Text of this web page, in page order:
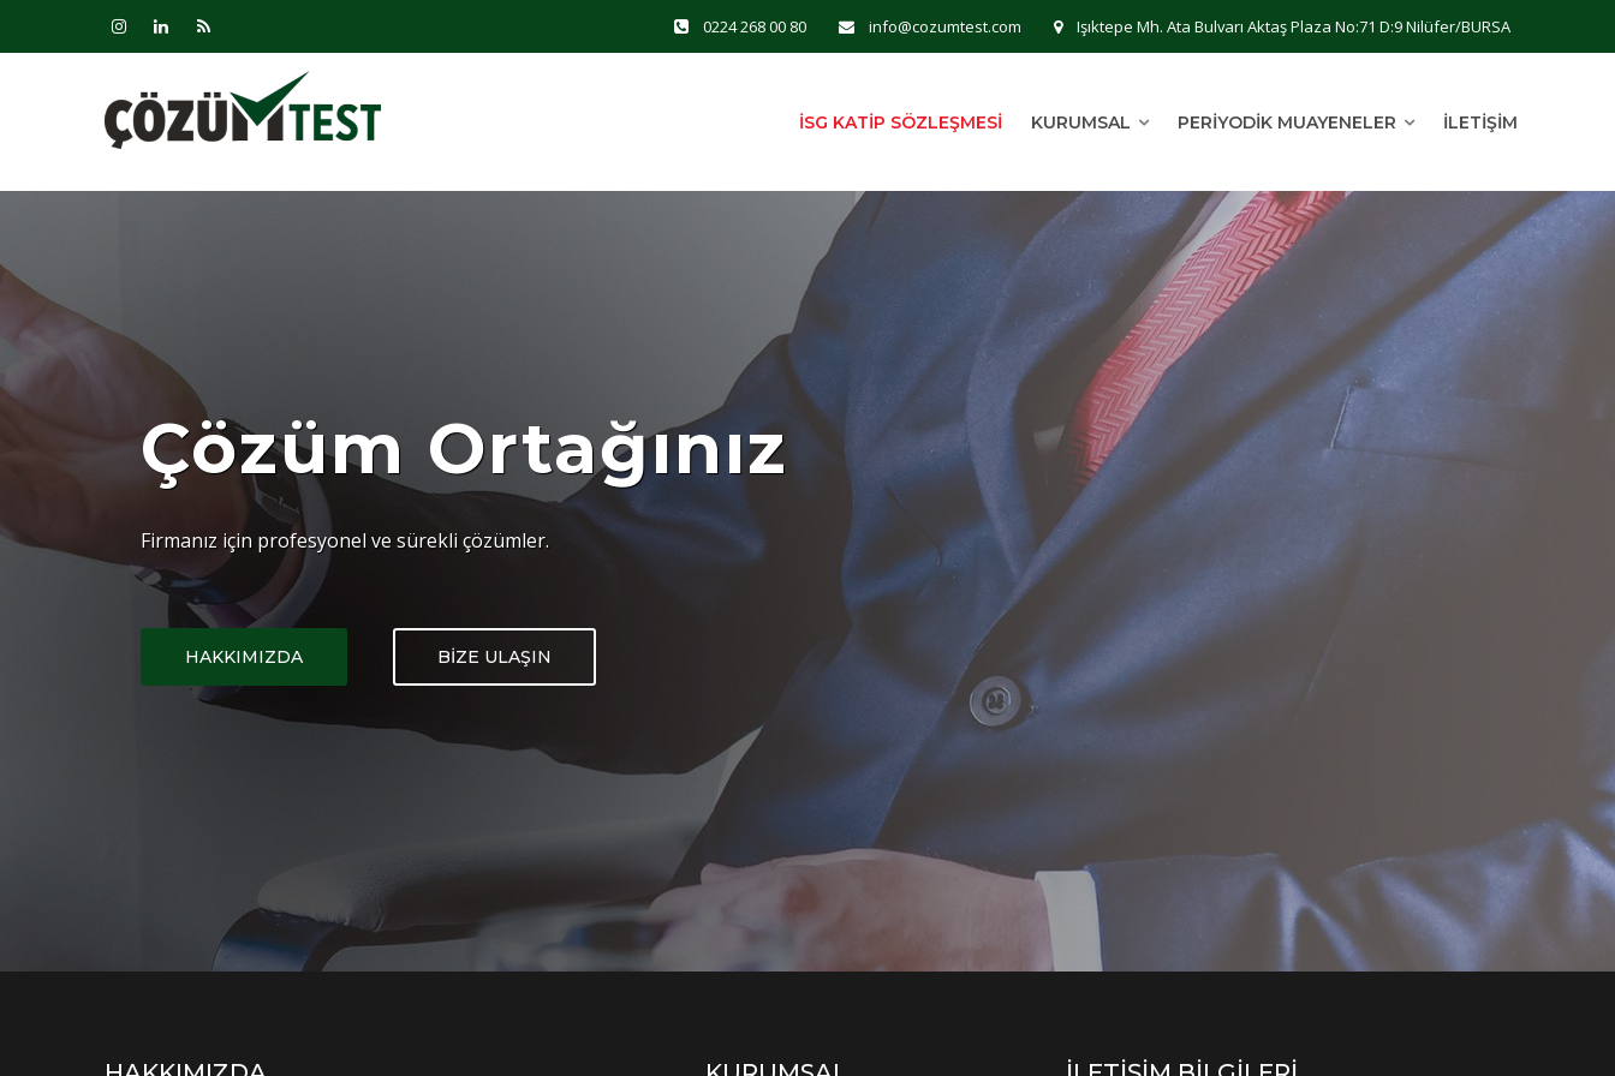
0224 268 00 80 info@cozumtest.com Işıktepe Mh. Ata Bulvarı Aktaş Plaza No:71 D:9 Nilüfer/BURSA
İSG KATİP SÖZLEŞMESİ KURUMSAL PERIYODIK MUAYENELER İLETIŞIM
Çözüm Ortağınız
Firmanız için profesyonel ve sürekli çözümler.
HAKKIMIZDA BİZE ULAŞIN